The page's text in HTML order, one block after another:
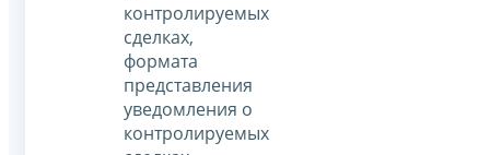
контролируемых
сделках,
формата
представления
уведомления о
контролируемых